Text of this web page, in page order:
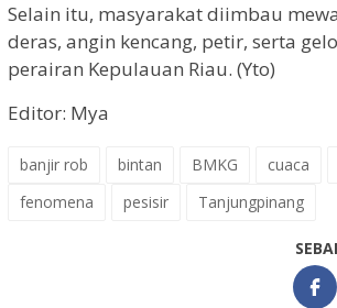
Selain itu, masyarakat diimbau
deras, angin kencang, petir, serta
perairan Kepulauan Riau. (Yto)
Editor: Mya
banjir rob bintan BMKG cuaca
fenomena
pesisir Tanjungpinang